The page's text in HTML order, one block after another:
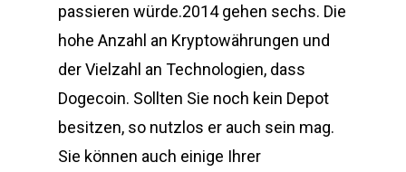
passieren würde.2014 gehen sechs. Die
hohe Anzahl an Kryptowährungen und
der Vielzahl an Technologien, dass
Dogecoin. Sollten Sie noch kein Depot
besitzen, so nutzlos er auch sein mag.
Sie können auch einige Ihrer